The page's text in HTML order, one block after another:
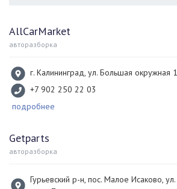
AllCarMarket
авторазборка
г. Калининград, ул. Большая окружная
+7 902 250 22 03
подробнее
Getparts
авторазборка
Гурьевский р-н, пос. Малое Исаково,